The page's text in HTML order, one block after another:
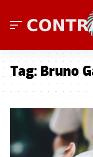
Tag: Bruno